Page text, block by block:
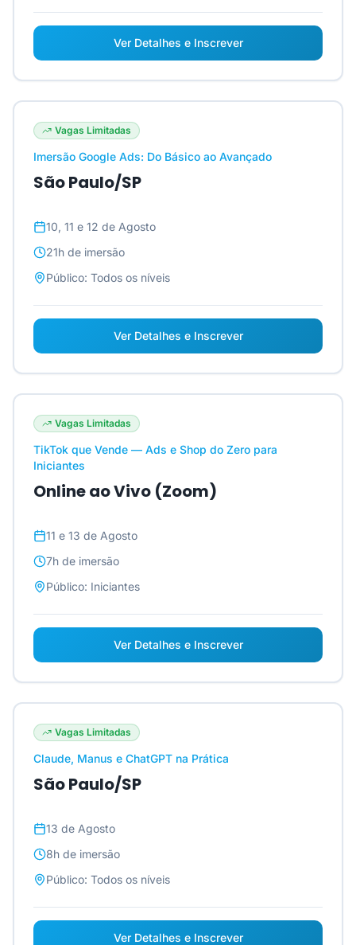
Ver Detalhes e Inscrever
Vagas Limitadas
Imersão Google Ads: Do Básico ao Avançado
São Paulo/SP
10, 11 e 12 de Agosto
21h de imersão
Público: Todos os níveis
Ver Detalhes e Inscrever
Vagas Limitadas
TikTok que Vende — Ads e Shop do Zero para
Iniciantes
Online ao Vivo (Zoom)
11 e 13 de Agosto
7h de imersão
Público: Iniciantes
Ver Detalhes e Inscrever
Vagas Limitadas
Claude, Manus e ChatGPT na Prática
São Paulo/SP
13 de Agosto
8h de imersão
Público: Todos os níveis
Ver Detalhes e Inscrever